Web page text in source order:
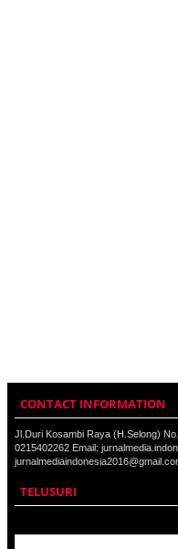
CONTACT INFORMATION
Jl.Duri Kosambi Raya (H.Selong)
0215402262 Email:
TELUSURI